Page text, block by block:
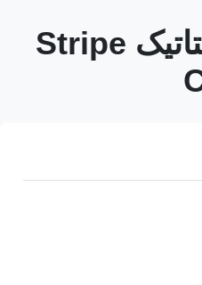
دستکش پلی استر آنتی استاتیک Stripe